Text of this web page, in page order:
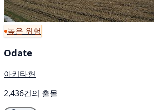
높은 위험
Odate
아키타현
2,436건의 출몰